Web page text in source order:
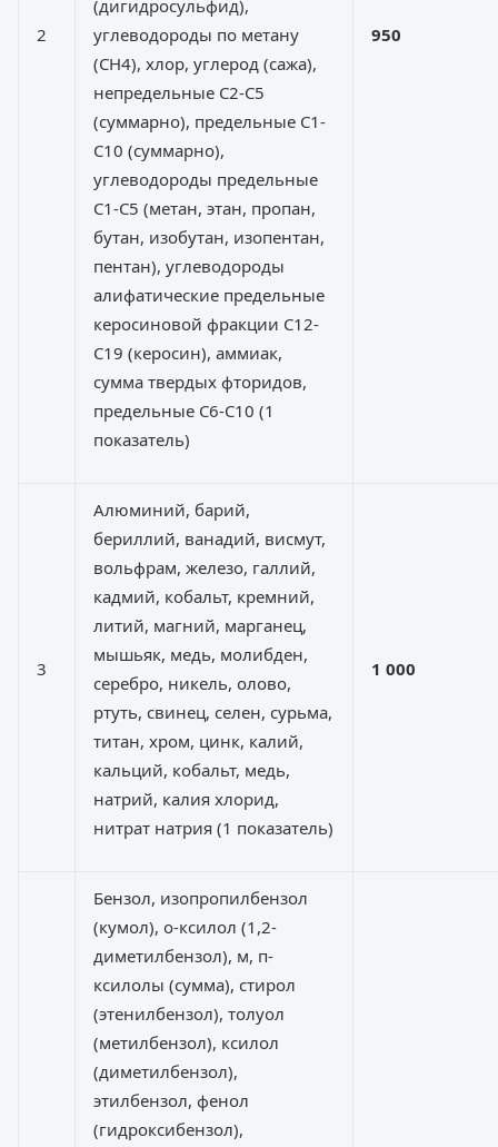
2
(дигидросульфид),
углеводороды по метану
(CH4), хлор, углерод (сажа),
непредельные С2-С5
(суммарно), предельные С1-
С10 (суммарно),
углеводороды предельные
С1-С5 (метан, этан, пропан,
бутан, изобутан, изопентан,
пентан), углеводороды
алифатические предельные
керосиновой фракции С12-
С19 (керосин), аммиак,
сумма твердых фторидов,
предельные С6-С10 (1
показатель)
950
3
Алюминий, барий,
бериллий, ванадий, висмут,
вольфрам, железо, галлий,
кадмий, кобальт, кремний,
литий, магний, марганец,
мышьяк, медь, молибден,
серебро, никель, олово,
ртуть, свинец, селен, сурьма,
титан, хром, цинк, калий,
кальций, кобальт, медь,
натрий, калия хлорид,
нитрат натрия (1 показатель)
1 000
Бензол, изопропилбензол
(кумол), о-ксилол (1,2-
диметилбензол), м, п-
ксилолы (сумма), стирол
(этенилбензол), толуол
(метилбензол), ксилол
(диметилбензол),
этилбензол, фенол
(гидроксибензол),